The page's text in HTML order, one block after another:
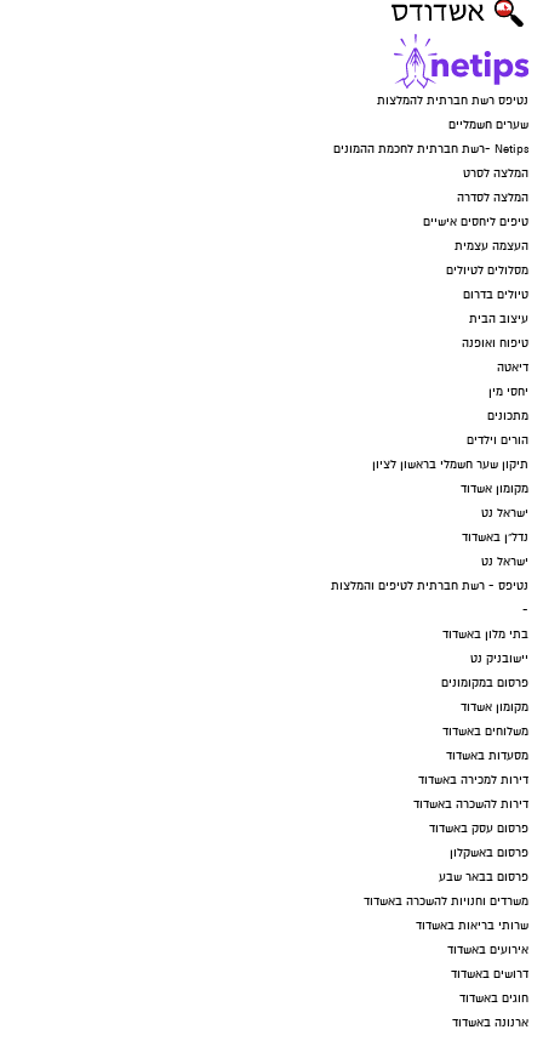
נטיפס רשת חברתית להמלצות
שערים חשמליים
Netips -רשת חברתית לחכמת ההמונים
המלצה לסרט
המלצה לסדרה
טיפים ליחסים אישיים
העצמה עצמית
מסלולים לטיולים
טיולים בדרום
עיצוב הבית
טיפוח ואופנה
דיאטה
יחסי מין
מתכונים
הורים וילדים
תיקון שער חשמלי בראשון לציון
מקומון אשדוד
ישראל נט
נדל"ן באשדוד
ישראל נט
נטיפס - רשת חברתית לטיפים והמלצות
-
בתי מלון באשדוד
יישובניק נט
פרסום במקומונים
מקומון אשדוד
משלוחים באשדוד
מסעדות באשדוד
דירות למכירה באשדוד
דירות להשכרה באשדוד
פרסום עסק באשדוד
פרסום באשקלון
פרסום בבאר שבע
משרדים וחנויות להשכרה באשדוד
שרותי בריאות באשדוד
אירועים באשדוד
דרושים באשדוד
חוגים באשדוד
ארנונה באשדוד